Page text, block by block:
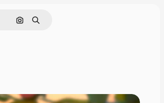
इमेज से खोजें
खोजें